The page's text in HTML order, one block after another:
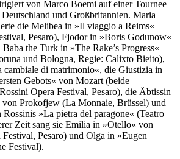
von Marco Boemi auf einer Tournee
und Großbritannien. Maria
die Melibea in »Il viaggio a Reims«
Pesaro), Fjodor in »Boris Godunow«
the Turk in »The Rake’s Progress«
und Bologna, Regie: Calixto Bieito),
cambiale di matrimonio«, die Giustizia in
Gebots« von Mozart (beide
Opera Festival, Pesaro), die Äbtissin
Prokofjew (La Monnaie, Brüssel) und
»La pietra del paragone« (Teatro
Zeit sang sie Emilia in »Otello« von
Pesaro) und Olga in »Eugen
Festival).